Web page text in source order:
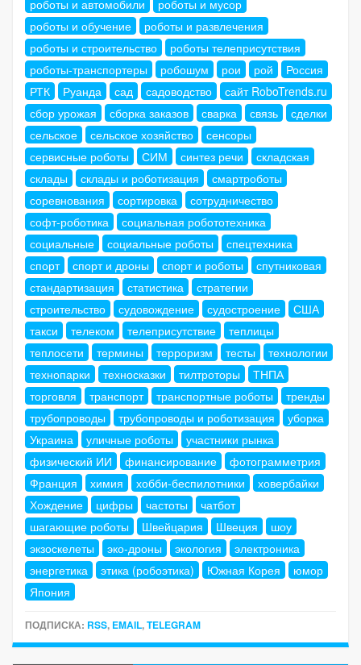
роботы и автомобили
роботы и мусор
роботы и обучение
роботы и развлечения
роботы и строительство
роботы телеприсутствия
роботы-транспортеры
робошум рои рой
Россия
РТК
Руанда сад садоводство
сайт RoboTrends.ru
сбор урожая
сборка заказов сварка связь
сделки
сельское
сельское хозяйство
сенсоры
сервисные роботы
СИМ синтез речи
складская
склады
склады и роботизация
смартроботы
соревнования
сортировка
сотрудничество
софт-роботика
социальная робототехника
социальные
социальные роботы
спецтехника
спорт
спорт и дроны спорт и роботы
спутниковая
стандартизация
статистика
стратегии
строительство
судовождение судостроение
США
такси
телеком телеприсутствие
теплицы
теплосети
термины терроризм тесты
технологии
технопарки
техносказки тилтроторы
ТНПА
торговля
транспорт транспортные роботы
тренды
трубопроводы
трубопроводы и роботизация
уборка
Украина
уличные роботы
участники рынка
физический ИИ
финансирование
фотограмметрия
Франция
химия хобби-беспилотники
ховербайки
Хождение
цифры частоты
чатбот
шагающие роботы
Швейцария Швеция
шоу
экзоскелеты
эко-дроны экология
электроника
энергетика
этика (робоэтика) Южная Корея
юмор
Япония
ПОДПИСКА: RSS, EMAIL,TELEGRAM